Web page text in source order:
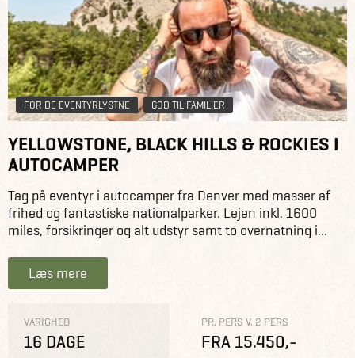
FOR DE EVENTYRLYSTNE GOD TIL FAMILIER
YELLOWSTONE, BLACK HILLS & ROCKIES I
AUTOCAMPER
Tag på eventyr i autocamper fra Denver med masser af
frihed og fantastiske nationalparker. Lejen inkl. 1600
miles, forsikringer og alt udstyr samt to overnatning i...
Læs mere
VARIGHED
16 DAGE
PR. PERS V. 2 PERS
FRA 15.450,-